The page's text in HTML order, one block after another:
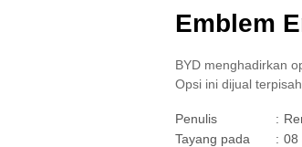
Emblem
BYD menghadirkan
Opsi ini dijual
Penulis :
Tayang pada
: 08